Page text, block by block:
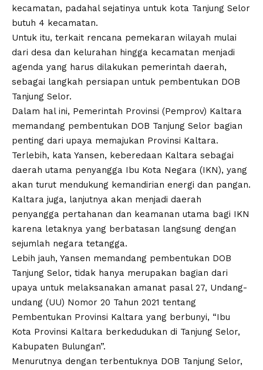
kecamatan, padahal sejatinya untuk kota Tanjung Selor
butuh 4 kecamatan.
Untuk itu, terkait rencana pemekaran wilayah mulai
dari desa dan kelurahan hingga kecamatan menjadi
agenda yang harus dilakukan pemerintah daerah,
sebagai langkah persiapan untuk pembentukan DOB
Tanjung Selor.
Dalam hal ini, Pemerintah Provinsi (Pemprov) Kaltara
memandang pembentukan DOB Tanjung Selor bagian
penting dari upaya memajukan Provinsi Kaltara.
Terlebih, kata Yansen, keberedaan Kaltara sebagai
daerah utama penyangga Ibu Kota Negara (IKN), yang
akan turut mendukung kemandirian energi dan pangan.
Kaltara juga, lanjutnya akan menjadi daerah
penyangga pertahanan dan keamanan utama bagi IKN
karena letaknya yang berbatasan langsung dengan
sejumlah negara tetangga.
Lebih jauh, Yansen memandang pembentukan DOB
Tanjung Selor, tidak hanya merupakan bagian dari
upaya untuk melaksanakan amanat pasal 27, Undang-
undang (UU) Nomor 20 Tahun 2021 tentang
Pembentukan Provinsi Kaltara yang berbunyi, “Ibu
Kota Provinsi Kaltara berkedudukan di Tanjung Selor,
Kabupaten Bulungan”.
Menurutnya dengan terbentuknya DOB Tanjung Selor,